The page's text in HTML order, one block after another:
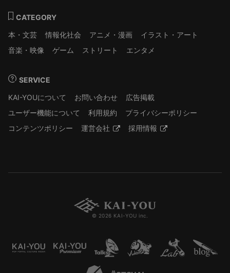
CATEGORY
本・文芸
情報化社会 アニメ・漫画
イラスト・アート
音楽・映像
ゲーム ストリート エンタメ
SERVICE
KAI-YOUについて
お問い合わせ
広告掲載
ユーザー機能について
利用規約
プライバシーポリシー
コンテンツポリシー
運営会社 採用情報
© 2026 KAI-YOU inc.